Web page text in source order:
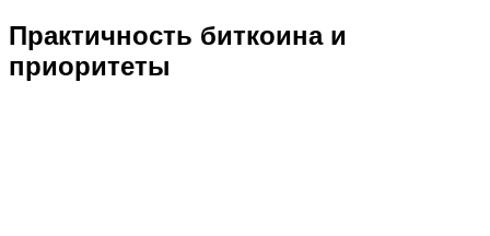
Практичность биткоина и
приоритеты